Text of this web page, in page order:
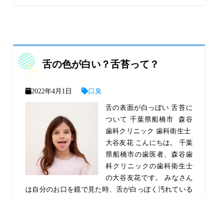
舌の色が白い？舌苔って？
2022年4月1日 口臭
舌の表面が白っぽい 舌苔に
ついて 千葉県船橋市 森谷
歯科クリニック 歯科衛生士
大谷友花 こんにちは。 千葉
県船橋市の歯医者、森谷歯
科クリニックの歯科衛生士
の大谷友花です。 みなさん
は自分のお口を鏡で見た時、舌が白っぽく汚れている